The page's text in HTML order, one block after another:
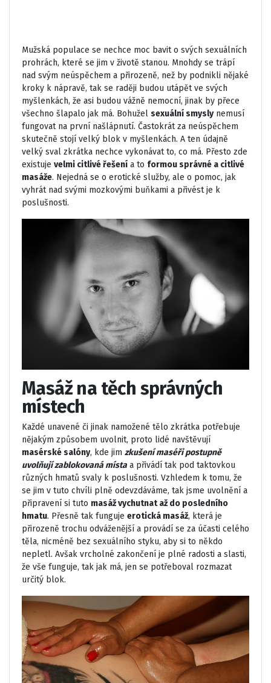
Mužská populace se nechce moc bavit o svých sexuálních
prohrách, které se jim v životě stanou. Mnohdy se trápí
nad svým neúspěchem a přirozeně, než by podnikli nějaké
kroky k nápravě, tak se raději budou utápět ve svých
myšlenkách, že asi budou vážně nemocní, jinak by přece
všechno šlapalo jak má. Bohužel sexuální smyslynemusí
fungovat na první našlápnutí. Častokrát za neúspěchem
skutečně stojí velký blok v myšlenkách. A ten údajně
velký sval zkrátka nechce vykonávat to, co má. Přesto zde
existuje velmi citlivé řešení a to formou správné a citlivé
masáže. Nejedná se o erotické služby, ale o pomoc, jak
vyhrát nad svými mozkovými buňkami a přivést je k
poslušnosti.
Masáž na těch správných
místech
Každé unavené či jinak namožené tělo zkrátka potřebuje
nějakým způsobem uvolnit, proto lidé navštěvují
masérské salóny, kde jim zkušení maséři postupně
uvolňují zablokovaná místa a přivádí tak pod taktovkou
různých hmatů svaly k poslušnosti. Vzhledem k tomu, že
se jim v tuto chvíli plně odevzdáváme, tak jsme uvolnění a
připravení si tuto masáž vychutnat až do posledního
hmatu. Přesně tak funguje erotická masáž, která je
přirozeně trochu odváženější a provádí se za účasti celého
těla, nicméně bez sexuálního styku, aby si to někdo
nepletl. Avšak vrcholné zakončení je plné radosti a slasti,
že vše funguje, tak jak má, jen se potřeboval rozmazat
určitý blok.